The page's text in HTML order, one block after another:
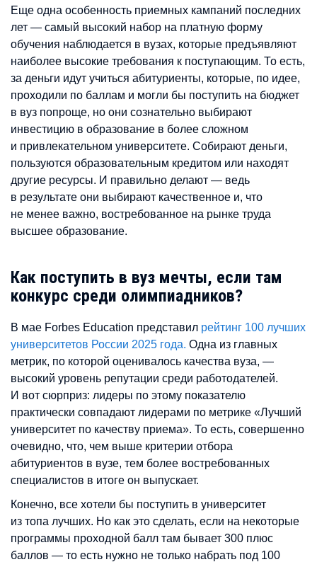
Еще одна особенность приемных кампаний последних
лет — самый высокий набор на платную форму
обучения наблюдается в вузах, которые предъявляют
наиболее высокие требования к поступающим. То есть,
за деньги идут учиться абитуриенты, которые, по идее,
проходили по баллам и могли бы поступить на бюджет
в вуз попроще, но они сознательно выбирают
инвестицию в образование в более сложном
и привлекательном университете. Собирают деньги,
пользуются образовательным кредитом или находят
другие ресурсы. И правильно делают — ведь
в результате они выбирают качественное и, что
не менее важно, востребованное на рынке труда
высшее образование.
Как поступить в вуз мечты, если там
конкурс среди олимпиадников?
В мае Forbes Education представил рейтинг 100 лучших
университетов России 2025 года. Одна из главных
метрик, по которой оценивалось качества вуза, —
высокий уровень репутации среди работодателей.
И вот сюрприз: лидеры по этому показателю
практически совпадают лидерами по метрике «Лучший
университет по качеству приема». То есть, совершенно
очевидно, что, чем выше критерии отбора
абитуриентов в вузе, тем более востребованных
специалистов в итоге он выпускает.
Конечно, все хотели бы поступить в университет
из топа лучших. Но как это сделать, если на некоторые
программы проходной балл там бывает 300 плюс
баллов — то есть нужно не только набрать под 100